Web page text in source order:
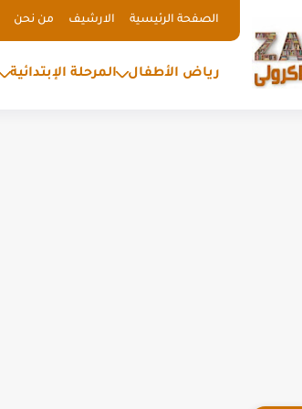
الصفحة الرئيسية الارشيف من نحن
رياض الأطفال المرحلة الإبتدائية